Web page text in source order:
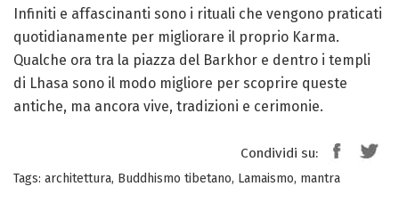
Infiniti e affascinanti sono i rituali che vengono praticati
quotidianamente per migliorare il proprio Karma.
Qualche ora tra la piazza del Barkhor e dentro i templi
di Lhasa sono il modo migliore per scoprire queste
antiche, ma ancora vive, tradizioni e cerimonie.
Condividi su:
Tags: architettura, Buddhismo tibetano, Lamaismo, mantra